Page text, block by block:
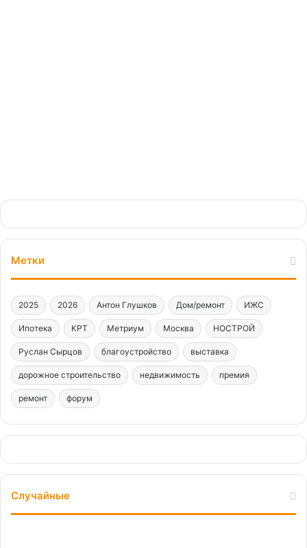
Метки
2025 2026 Антон Глушков Дом/ремонт ИЖС
Ипотека КРТ Метриум Москва НОСТРОЙ
Руслан Сырцов благоустройство выставка
дорожное строительство недвижимость премия
ремонт форум
Случайные